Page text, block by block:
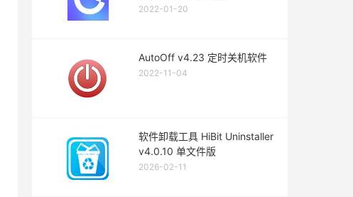
2022-01-20
AutoOff v4.23 定时关机软件
2022-11-04
软件卸载工具 HiBit Uninstaller
v4.0.10 单文件版
2026-02-11